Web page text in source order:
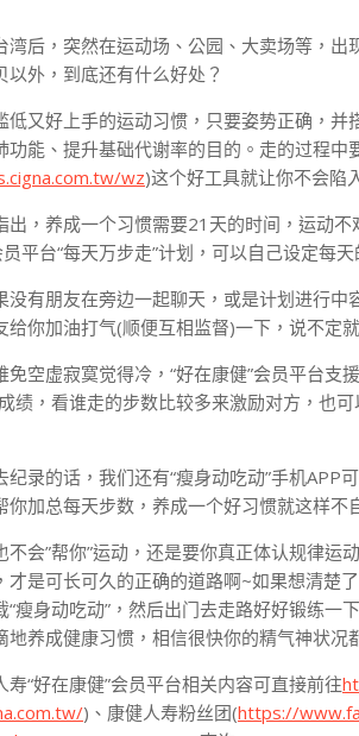
湾后，突然在运动场、公园、大卖场等，
以外，到底还有什么好处？
低又好上手的运动习惯，只要姿势正确，
功能、提升基础代谢率的目的。走的过程中
wz)这个好工具就让你不会陷
出，养成一个习惯需要21天的时间，运动
员平台“每天万步走”计划，可以自己设定每
没有朋友在旁边一起聊天，或是计划进行
给你加油打气(顺便互相监督)一下，说不定
免空虚寂寞觉得冷，“好在康健”会员平台支
绩，看谁走的步数比较多来激励对方，也
纪录的话，我们还有“瘦身动吃动”手机
你加总每天步数，养成一个好习惯就这样不
不会”帮你”运动，还是要你真正体认规律
才是可长可久的正确的道路啊~如果想清楚
“瘦身动吃动”，然后出门去走路好好锻练一
地养成健康习惯，相信很快你的精气神状况
“好在康健”会员平台相关内容可直接前往
)、康健人寿粉丝团(https://